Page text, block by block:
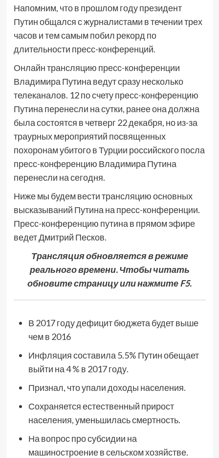
Напомним, что в прошлом году президент
Путин общался с журналистами в течении трех
часов и тем самым побил рекорд по
длительности пресс-конференций.
Онлайн трансляцию пресс-конференции
Владимира Путина ведут сразу несколько
телеканалов. 12 по счету пресс-конференцию
Путина перенесли на сутки, ранее она должна
была состоятся в четверг 22 декабря, но из-за
траурных мероприятий посвященных
похоронам убитого в Турции российского посла
пресс-конференцию Владимира Путина
перенесли на сегодня.
Ниже мы будем вести трансляцию основных
высказываний Путина на пресс-конференции.
Пресс-конференцию путина в прямом эфире
ведет Дмитрий Песков.
Трансляция обновляется в режиме
реального времени. Чтобы читать
обновите страницу или нажмите F5.
В 2017 году дефицит бюджета будет выше
чем в 2016
Инфляция составила 5.5% Путин обещает
выйти на 4 % в 2017 году.
Признал, что упали доходы населения.
Сохраняется естественный прирост
населения, уменьшилась смертность.
На вопрос про субсидии на
машиностроение в сельском хозяйстве.